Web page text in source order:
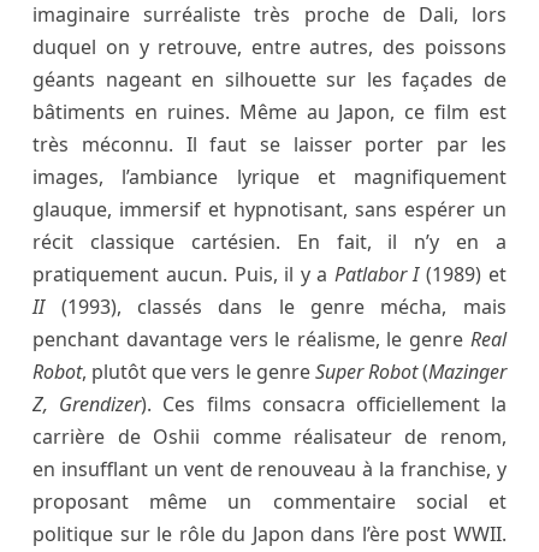
imaginaire surréaliste très proche de Dali, lors
duquel on y retrouve, entre autres, des poissons
géants nageant en silhouette sur les façades de
bâtiments en ruines. Même au Japon, ce film est
très méconnu. Il faut se laisser porter par les
images, l’ambiance lyrique et magnifiquement
glauque, immersif et hypnotisant, sans espérer un
récit classique cartésien. En fait, il n’y en a
pratiquement aucun. Puis, il y a Patlabor I(1989) et
II (1993), classés dans le genre mécha, mais
penchant davantage vers le réalisme, le genre Real
Robot, plutôt que vers le genreSuper Robot(Mazinger
Z, Grendizer). Ces films consacra officiellement la
carrière de Oshii comme réalisateur de renom,
en insufflant un vent de renouveau à la franchise, y
proposant même un commentaire social et
politique sur le rôle du Japon dans l’ère post WWII.